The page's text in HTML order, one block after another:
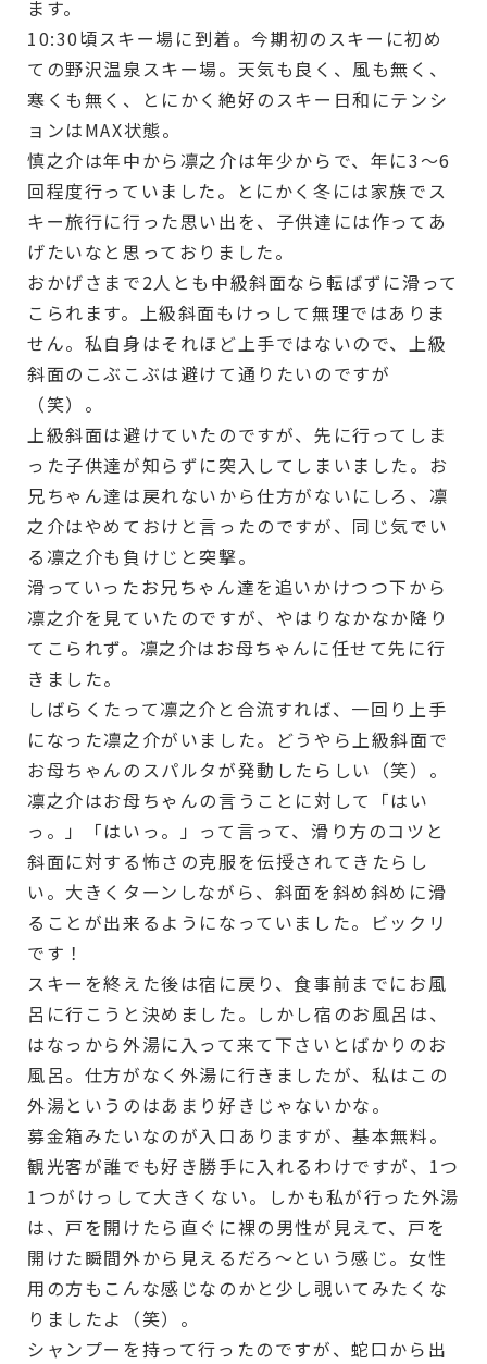
ます。
10:30頃スキー場に到着。今期初のスキーに初め
ての野沢温泉スキー場。天気も良く、風も無く、
寒くも無く、とにかく絶好のスキー日和にテンシ
ョンはMAX状態。
慎之介は年中から凛之介は年少からで、年に3～6
回程度行っていました。とにかく冬には家族でス
キー旅行に行った思い出を、子供達には作ってあ
げたいなと思っておりました。
おかげさまで2人とも中級斜面なら転ばずに滑って
こられます。上級斜面もけっして無理ではありま
せん。私自身はそれほど上手ではないので、上級
斜面のこぶこぶは避けて通りたいのですが
（笑）。
上級斜面は避けていたのですが、先に行ってしま
った子供達が知らずに突入してしまいました。お
兄ちゃん達は戻れないから仕方がないにしろ、凛
之介はやめておけと言ったのですが、同じ気でい
る凛之介も負けじと突撃。
滑っていったお兄ちゃん達を追いかけつつ下から
凛之介を見ていたのですが、やはりなかなか降り
てこられず。凛之介はお母ちゃんに任せて先に行
きました。
しばらくたって凛之介と合流すれば、一回り上手
になった凛之介がいました。どうやら上級斜面で
お母ちゃんのスパルタが発動したらしい（笑）。
凛之介はお母ちゃんの言うことに対して「はい
っ。」「はいっ。」って言って、滑り方のコツと
斜面に対する怖さの克服を伝授されてきたらし
い。大きくターンしながら、斜面を斜め斜めに滑
ることが出来るようになっていました。ビックリ
です！
スキーを終えた後は宿に戻り、食事前までにお風
呂に行こうと決めました。しかし宿のお風呂は、
はなっから外湯に入って来て下さいとばかりのお
風呂。仕方がなく外湯に行きましたが、私はこの
外湯というのはあまり好きじゃないかな。
募金箱みたいなのが入口ありますが、基本無料。
観光客が誰でも好き勝手に入れるわけですが、1つ
1つがけっして大きくない。しかも私が行った外湯
は、戸を開けたら直ぐに裸の男性が見えて、戸を
開けた瞬間外から見えるだろ～という感じ。女性
用の方もこんな感じなのかと少し覗いてみたくな
りましたよ（笑）。
シャンプーを持って行ったのですが、蛇口から出